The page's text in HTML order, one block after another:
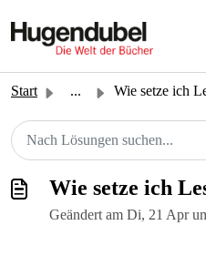
Start ... Wie setze ich
Wie setze ich
Geändert am Di, 21 Apr